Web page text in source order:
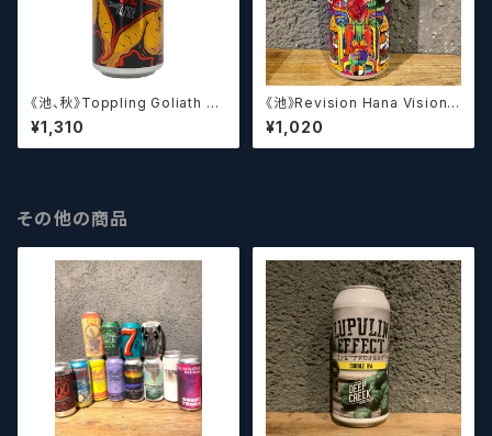
《池、秋》Toppling Goliath D
DH King Sue / トップリング ゴ
ライアス ダブルドライホップ キ
ング スー【クラフトビール】
¥1,310
《池》Revision Hana Vision I
PA / ハナヴィジョンIPA【クラフ
トビール】
¥1,020
その他の商品